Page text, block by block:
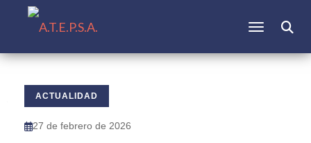
CAMBIAR
ACTUALIDAD
27 de febrero de 2026